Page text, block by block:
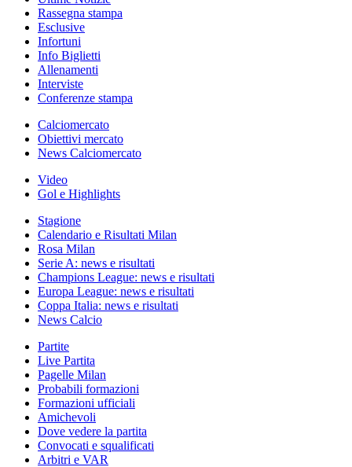
Rassegna stampa
Esclusive
Infortuni
Info Biglietti
Allenamenti
Interviste
Conferenze stampa
Calciomercato
Obiettivi mercato
News Calciomercato
Video
Gol e Highlights
Stagione
Calendario e Risultati Milan
Rosa Milan
Serie A: news e risultati
Champions League: news e risultati
Europa League: news e risultati
Coppa Italia: news e risultati
News Calcio
Partite
Live Partita
Pagelle Milan
Probabili formazioni
Formazioni ufficiali
Amichevoli
Dove vedere la partita
Convocati e squalificati
Arbitri e VAR